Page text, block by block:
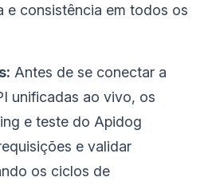
e consistência em todos os
Antes de se conectar a
unificadas ao vivo, os
e teste do Apidog
e validar
os ciclos de